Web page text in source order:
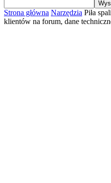
Strona główna Narzędzia Piła
klientów na forum, dane